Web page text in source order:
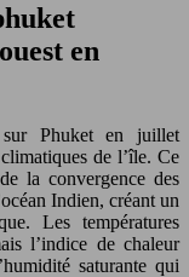
en
sur Phuket en juillet
de l’île. Ce
la convergence des
Indien, créant un
Les températures
l’indice de chaleur
saturante qui